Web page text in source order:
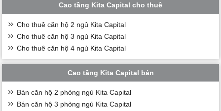
Cao tầng Kita Capital cho thuê
Cho thuê căn hộ 2 ngủ Kita Capital
Cho thuê căn hộ 3 ngủ Kita Capital
Cho thuê căn hộ 4 ngủ Kita Capital
Cao tầng Kita Capital bán
Bán căn hộ 2 phòng ngủ Kita Capital
Bán căn hộ 3 phòng ngủ Kita Capital